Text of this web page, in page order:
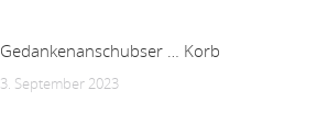
Gedankenanschubser … Korb
3. September 2023